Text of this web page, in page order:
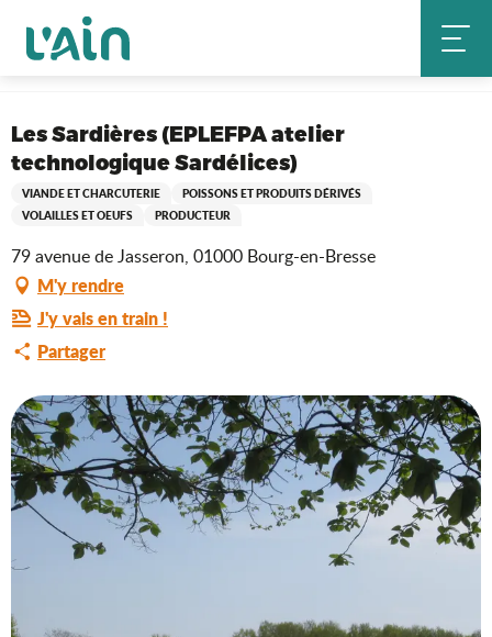
contenu
Accueil
Les Sardières (EPLEFPA atelier technologique Sardélices)
Les Sardières (EPLEFPA atelier
technologique Sardélices)
VIANDE ET CHARCUTERIE
POISSONS ET PRODUITS DÉRIVÉS
VOLAILLES ET OEUFS
PRODUCTEUR
79 avenue de Jasseron, 01000 Bourg-en-Bresse
M'y rendre
J'y vais en train !
Partager